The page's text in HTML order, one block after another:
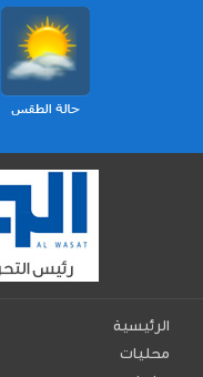
الرئيسية
محليات